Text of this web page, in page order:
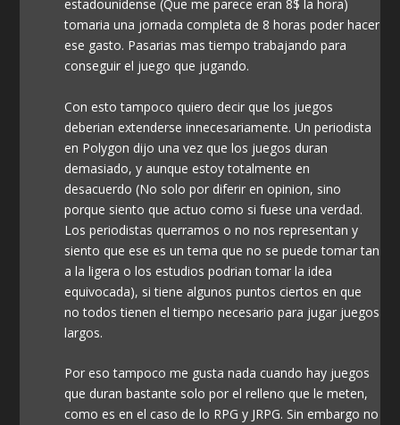
estadounidense (Que me parece eran 8$ la hora)
tomaria una jornada completa de 8 horas poder hacer
ese gasto. Pasarias mas tiempo trabajando para
conseguir el juego que jugando.
Con esto tampoco quiero decir que los juegos
deberian extenderse innecesariamente. Un periodista
en Polygon dijo una vez que los juegos duran
demasiado, y aunque estoy totalmente en
desacuerdo (No solo por diferir en opinion, sino
porque siento que actuo como si fuese una verdad.
Los periodistas querramos o no nos representan y
siento que ese es un tema que no se puede tomar tan
a la ligera o los estudios podrian tomar la idea
equivocada), si tiene algunos puntos ciertos en que
no todos tienen el tiempo necesario para jugar juegos
largos.
Por eso tampoco me gusta nada cuando hay juegos
que duran bastante solo por el relleno que le meten,
como es en el caso de lo RPG y JRPG. Sin embargo no